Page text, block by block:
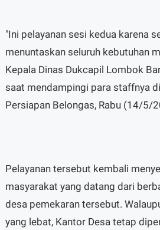
"Ini pelayanan sesi kedua karena
menuntaskan seluruh kebutuhan
Kepala Dinas Dukcapil Lombok
saat mendampingi para staffnya
Persiapan Belongas, Rabu (14/5/
Pelayanan tersebut kembali
masyarakat yang datang dari
desa pemekaran tersebut.
yang lebat, Kantor Desa tetap